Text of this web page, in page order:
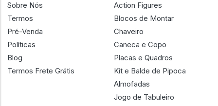
Sobre Nós
Termos
Pré-Venda
Políticas
Blog
Termos Frete Grátis
Action Figures
Blocos de Montar
Chaveiro
Caneca e Copo
Placas e Quadros
Kit e Balde de Pipoca
Almofadas
Jogo de Tabuleiro